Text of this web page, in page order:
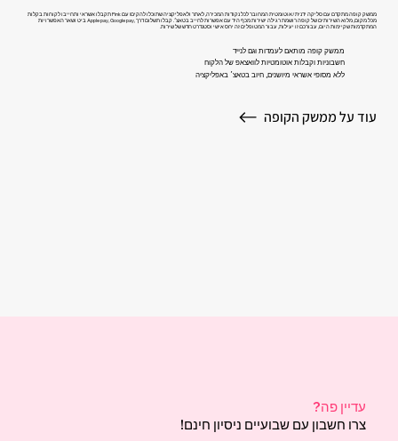
עוד על ממשק הקופה
ממשק קופה מתקדם עם סליקה ידנית/אוטומטית המחובר לכל נקודות המכירה, לאתר ולאפליקציה שתוכלו להקים! עם Pink תקבלו אשראי ותחייבו לקוחות בקלות
מכל מקום, מלוא השירותים של קופה רושמת רגילה ישירות מכף היד עם אפשרות לחייב בטאצ׳. קבלו תשלום דרך ,Apple pay, Google pay ביט ושאר האפשרויות
המתקדמות שקיימות היום, עבורכם זו יעילות, עבור המטופלים זה יחס אישי וסטנדרט חדש של שירות.
ממשק קופה מותאם לעמדות וגם לנייד
חשבוניות וקבלות אוטומטיות לוואצאפ של הלקוח
ללא מסופי אשראי מיושנים, חיוב בטאצ׳ באפליקציה
עדיין פה?
צרו חשבון עם שבועיים ניסיון חינם!